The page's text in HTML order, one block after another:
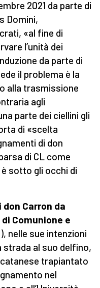
2021 da parte di
Domini,
«al fine di
l’unità dei
da parte di
il problema è la
alla trasmissione
agli
parte dei ciellini gli
di «scelta
di don
di CL come
sotto gli occhi di
Carron da
Comunione e
nelle sue intenzioni
strada al suo delfino,
trapiantato
nel